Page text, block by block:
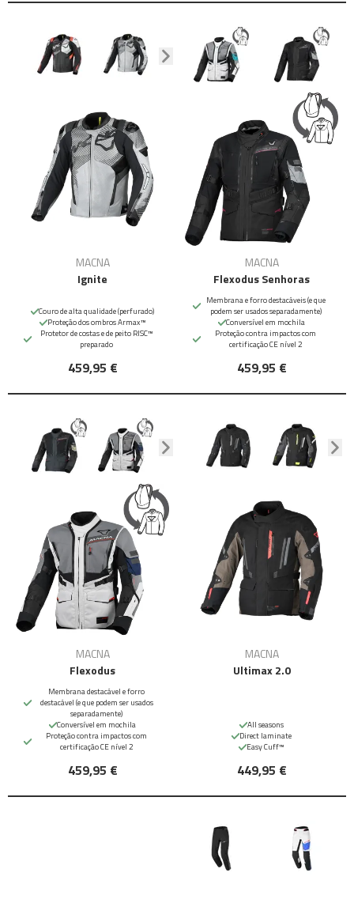
MACNA
Ignite
Couro de alta qualidade (perfurado)
Proteção dos ombros Armax™
Protetor de costas e de peito RISC™
preparado
459,95 €
MACNA
Flexodus Senhoras
Membrana e forro destacáveis (e que
podem ser usados separadamente)
Conversível em mochila
Proteção contra impactos com
certificação CE nível 2
459,95 €
MACNA
Flexodus
Membrana destacável e forro
destacável (e que podem ser usados
separadamente)
Conversível em mochila
Proteção contra impactos com
certificação CE nível 2
459,95 €
MACNA
Ultimax 2.0
All seasons
Direct laminate
Easy Cuff™
449,95 €